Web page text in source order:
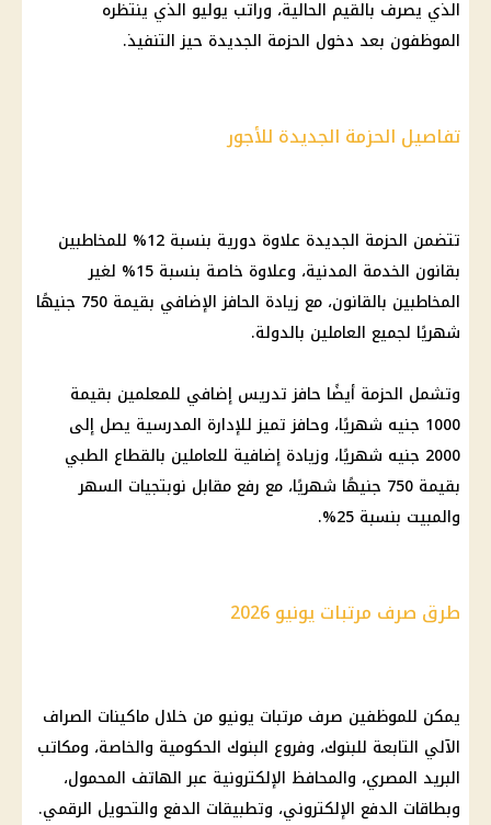
الذي يصرف بالقيم الحالية، وراتب يوليو الذي ينتظره
الموظفون بعد دخول الحزمة الجديدة حيز التنفيذ.
تفاصيل الحزمة الجديدة للأجور
تتضمن الحزمة الجديدة علاوة دورية بنسبة 12% للمخاطبين
بقانون الخدمة المدنية، وعلاوة خاصة بنسبة 15% لغير
المخاطبين بالقانون، مع زيادة الحافز الإضافي بقيمة 750 جنيهًا
شهريًا لجميع العاملين بالدولة.
وتشمل الحزمة أيضًا حافز تدريس إضافي للمعلمين بقيمة
1000 جنيه شهريًا، وحافز تميز للإدارة المدرسية يصل إلى
2000 جنيه شهريًا، وزيادة إضافية للعاملين بالقطاع الطبي
بقيمة 750 جنيهًا شهريًا، مع رفع مقابل نوبتجيات السهر
والمبيت بنسبة 25%.
طرق صرف مرتبات يونيو 2026
يمكن للموظفين صرف مرتبات يونيو من خلال ماكينات الصراف
الآلي التابعة للبنوك، وفروع البنوك الحكومية والخاصة، ومكاتب
البريد المصري، والمحافظ الإلكترونية عبر الهاتف المحمول،
وبطاقات الدفع الإلكتروني، وتطبيقات الدفع والتحويل الرقمي.